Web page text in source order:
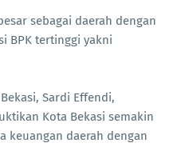
sebagai daerah dengan
BPK tertinggi yakni
Sardi Effendi,
Kota Bekasi semakin
keuangan daerah dengan